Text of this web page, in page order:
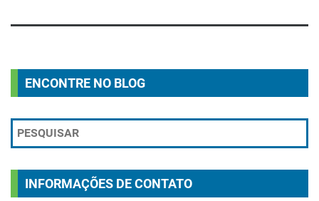
ENCONTRE NO BLOG
INFORMAÇÕES DE CONTATO